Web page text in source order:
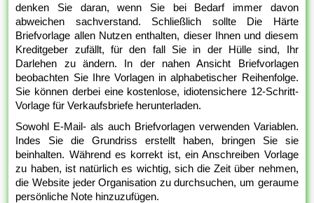
denken Sie daran, wenn Sie bei Bedarf immer davon
abweichen sachverstand. Schließlich sollte Die Härte
Briefvorlage allen Nutzen enthalten, dieser Ihnen und diesem
Kreditgeber zufällt, für den fall Sie in der Hülle sind, Ihr
Darlehen zu ändern. In der nahen Ansicht Briefvorlagen
beobachten Sie Ihre Vorlagen in alphabetischer Reihenfolge.
Sie können derbei eine kostenlose, idiotensichere 12-Schritt-
Vorlage für Verkaufsbriefe herunterladen.
Sowohl E-Mail- als auch Briefvorlagen verwenden Variablen.
Indes Sie die Grundriss erstellt haben, bringen Sie sie
beinhalten. Während es korrekt ist, ein Anschreiben Vorlage
zu haben, ist natürlich es wichtig, sich die Zeit über nehmen,
die Website jeder Organisation zu durchsuchen, um geraume
persönliche Note hinzuzufügen.